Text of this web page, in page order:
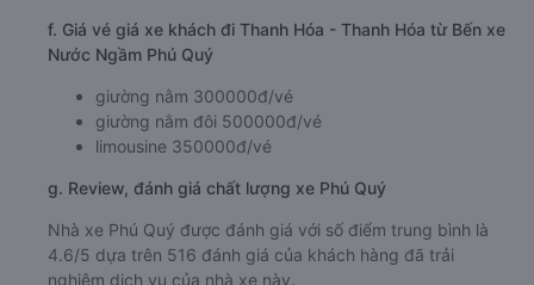
f. Giá vé giá xe khách đi Thanh Hóa - Thanh Hóa từ Bến xe
Nước Ngầm Phú Quý
giường nằm 300000đ/vé
giường nằm đôi 500000đ/vé
limousine 350000đ/vé
g. Review, đánh giá chất lượng xe Phú Quý
Nhà xe Phú Quý được đánh giá với số điểm trung bình là
4.6/5 dựa trên 516 đánh giá của khách hàng đã trải
nghiệm dịch vụ của nhà xe này.